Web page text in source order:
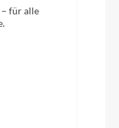
– für alle